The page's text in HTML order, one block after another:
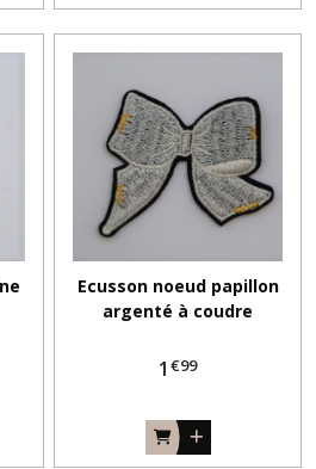
Ecusson noeud papillon
argenté à coudre
1 €99